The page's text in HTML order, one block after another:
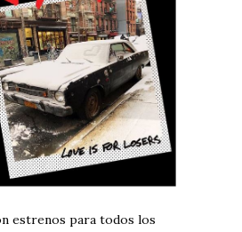
estrenos para todos los